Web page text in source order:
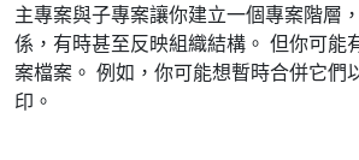
主專案與子專案讓你建立一個專案階層
係，有時甚至反映組織結構。 但你可能
案檔案。 例如，你可能想暫時合併它們
印。